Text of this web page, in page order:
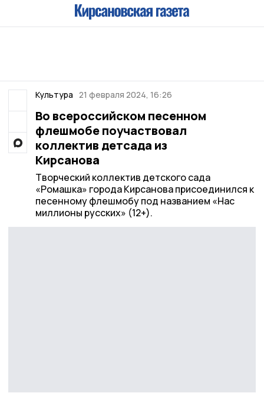
Культура 21 февраля 2024, 16:26
Во всероссийском песенном
флешмобе поучаствовал
коллектив детсада из
Кирсанова
Творческий коллектив детского сада
«Ромашка» города Кирсанова присоединился к
песенному флешмобу под названием «Нас
миллионы русских» (12+).